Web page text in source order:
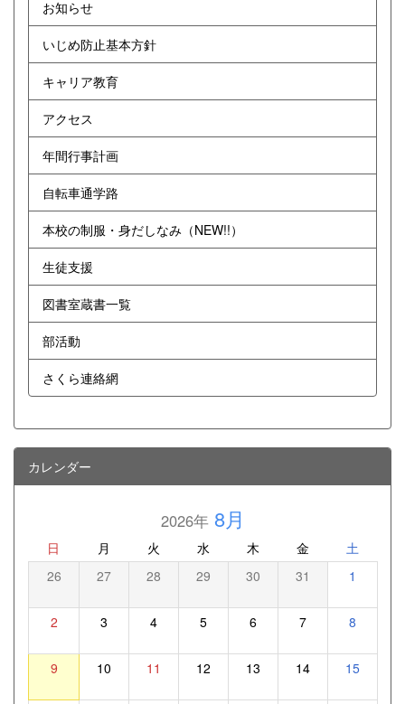
お知らせ
いじめ防止基本方針
キャリア教育
アクセス
年間行事計画
自転車通学路
本校の制服・身だしなみ（NEW!!）
生徒支援
図書室蔵書一覧
部活動
さくら連絡網
カレンダー
2026年8月
日 月 火 水 木 金 土
26 27 28 29 30 31 1
2 3 4 5 6 7 8
9 10 11 12 13 14 15